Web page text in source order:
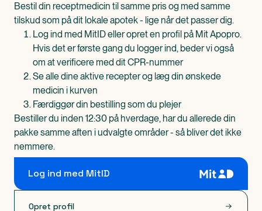
Bestil din receptmedicin til samme pris og med samme
tilskud som på dit lokale apotek - lige når det passer dig.
Log ind med MitID eller opret en profil på Mit Apopro.
Hvis det er første gang du logger ind, beder vi også
om at verificere med dit CPR-nummer
Se alle dine aktive recepter og læg din ønskede
medicin i kurven
Færdiggør din bestilling som du plejer
Bestiller du inden 12:30 på hverdage, har du allerede din
pakke samme aften i udvalgte områder - så bliver det ikke
nemmere.
Log ind med MitID
Opret profil